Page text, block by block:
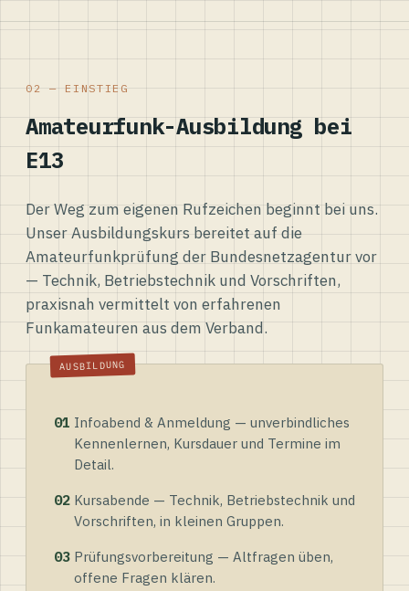
02 — EINSTIEG
Amateurfunk-Ausbildung bei
E13
Der Weg zum eigenen Rufzeichen beginnt bei uns.
Unser Ausbildungskurs bereitet auf die
Amateurfunkprüfung der Bundesnetzagentur vor
— Technik, Betriebstechnik und Vorschriften,
praxisnah vermittelt von erfahrenen
Funkamateuren aus dem Verband.
01 Infoabend & Anmeldung — unverbindliches
Kennenlernen, Kursdauer und Termine im
Detail.
02 Kursabende — Technik, Betriebstechnik und
Vorschriften, in kleinen Gruppen.
03 Prüfungsvorbereitung — Altfragen üben,
offene Fragen klären.